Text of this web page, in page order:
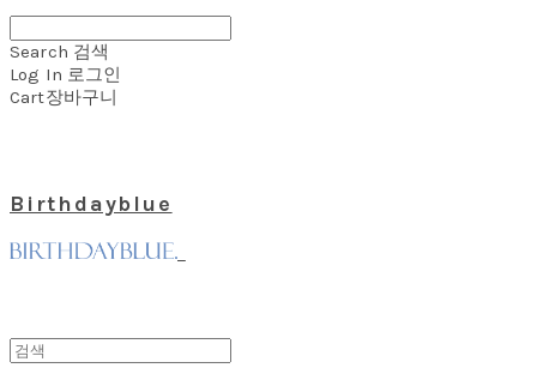
Search 검색
Log In 로그인
Cart장바구니
Birthdayblue